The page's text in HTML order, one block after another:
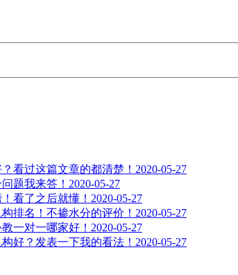
看过这篇文章的都清楚！ 2020-05-27
题我来答！ 2020-05-27
看了之后就懂！ 2020-05-27
排名！不掺水分的评价！ 2020-05-27
一对一哪家好！ 2020-05-27
好？发表一下我的看法！ 2020-05-27